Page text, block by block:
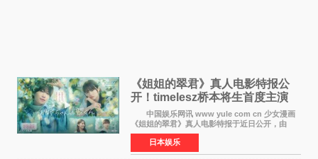
《姐姐的翠君》真人电影特报公
开！timelesz桥本将生首度主演
12月4日上映
中国娱乐网讯 www yule com cn 少女漫画
《姐姐的翠君》真人电影特报于近日公开，由
timelesz成员桥本将生担任主演，这也是他首次
担任电影主演，引发高度关注。 女高中生咲
苗翠（中岛瑠菜
日本娱乐